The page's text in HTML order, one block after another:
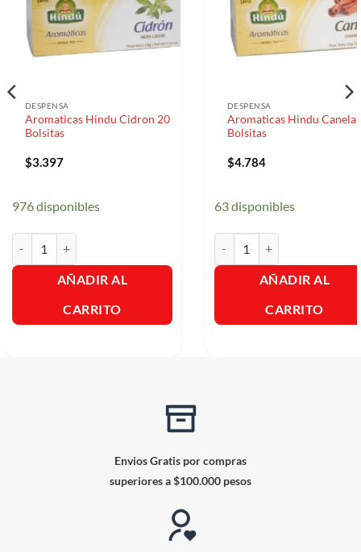
DESPENSA
Aromaticas Hindu Cidron 20
Bolsitas
$3.397
976 disponibles
AÑADIR AL
CARRITO
DESPENSA
Aromaticas Hindu Canela
Bolsitas
$4.784
63 disponibles
AÑADIR AL
CARRITO
Envios Gratis por compras
superiores a $100.000 pesos